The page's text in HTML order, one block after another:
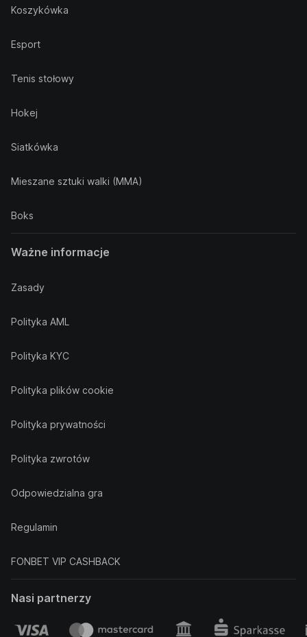
Koszykówka
Esport
Tenis stołowy
Hokej
Siatkówka
Mieszane sztuki walki (MMA)
Boks
Ważne informacje
Zasady
Polityka AML
Polityka KYC
Polityka plików cookie
Polityka prywatności
Polityka zwrotów
Odpowiedzialna gra
Regulamin
FONBET VIP CASHBACK
Nasi partnerzy